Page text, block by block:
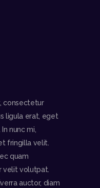
consectetur
ligula erat, eget
nunc mi,
fringilla velit.
quam
velit volutpat.
auctor, diam